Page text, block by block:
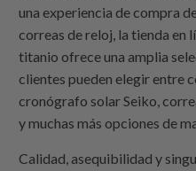
una experiencia de compra
correas de reloj, la tienda en
titanio ofrece una amplia
clientes pueden elegir entre
cronógrafo solar Seiko,
y muchas más opciones de
Calidad, asequibilidad y